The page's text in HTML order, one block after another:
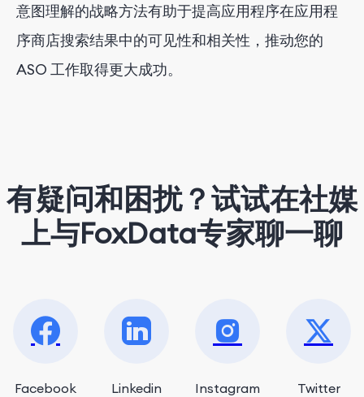
意图理解的战略方法有助于提高应用程序在应用程
序商店搜索结果中的可见性和相关性，推动您的
ASO 工作取得更大成功。
有疑问和困扰？试试在社媒
上与FoxData专家聊一聊
Facebook Linkedin Instagram Twitter